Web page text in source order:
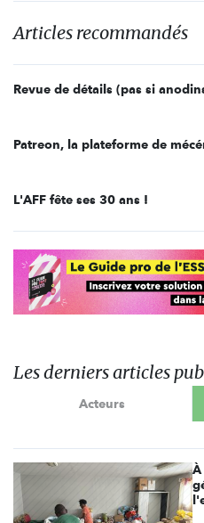
Articles recommandés
Revue de détails (pas si
Patreon, la plateforme de
L'AFF fête ses 30 ans !
Les derniers articles
Acteurs
À